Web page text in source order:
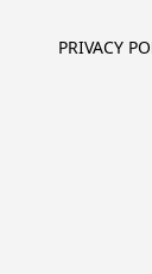
PRIVACY